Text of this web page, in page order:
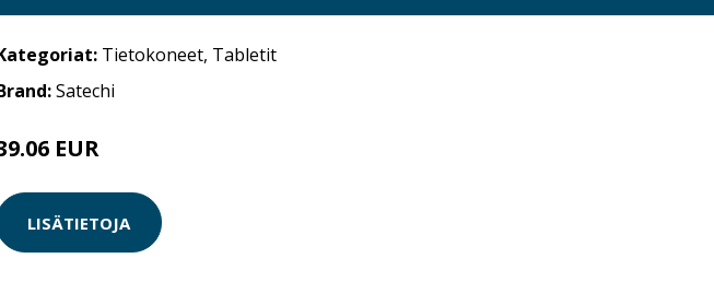
Tietokoneet, Tabletit
Satechi
EUR
LISÄTIETOJA